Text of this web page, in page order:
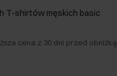
T-shirtów męskich basic
cena z 30 dni przed obniżką